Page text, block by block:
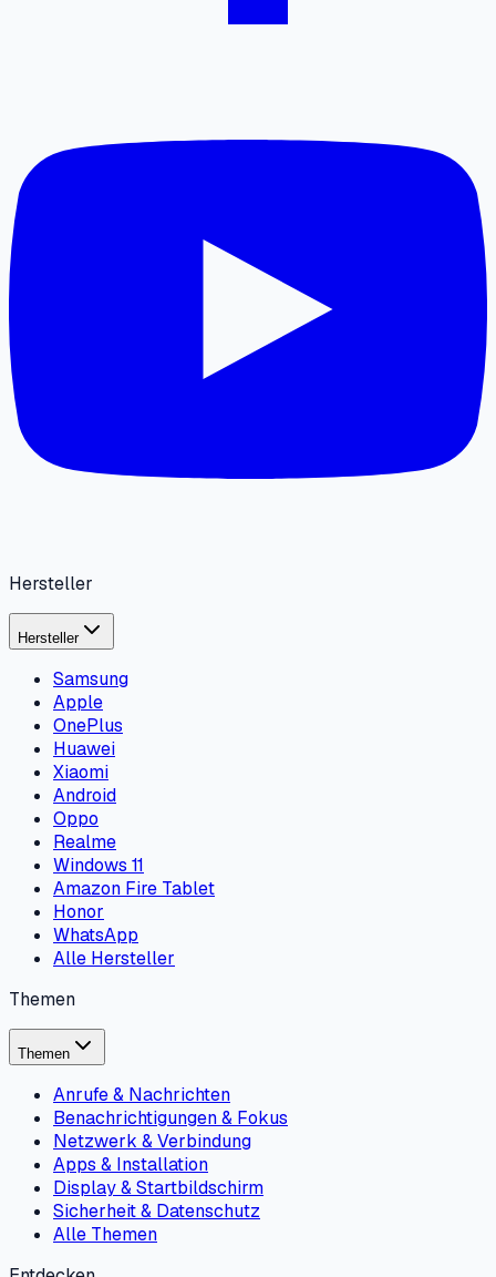
Hersteller
Hersteller
Samsung
Apple
OnePlus
Huawei
Xiaomi
Android
Oppo
Realme
Windows 11
Amazon Fire Tablet
Honor
WhatsApp
Alle Hersteller
Themen
Themen
Anrufe & Nachrichten
Benachrichtigungen & Fokus
Netzwerk & Verbindung
Apps & Installation
Display & Startbildschirm
Sicherheit & Datenschutz
Alle Themen